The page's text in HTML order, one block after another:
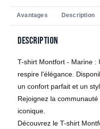
Avantages Description
Description
T-shirt Montfort - Marine :
respire l'élégance.
un confort parfait et un
Rejoignez la
iconique.
Découvrez le T-shirt